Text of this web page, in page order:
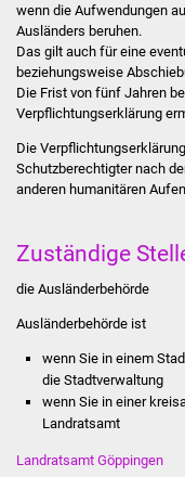
wenn die Aufwendungen
Ausländers beruhen.
Das gilt auch für eine
beziehungsweise
Die Frist von fünf Jahren
Verpflichtungserklärung
Die
Schutzberechtigter nach
anderen humanitären
Zuständige
die Ausländerbehörde
Ausländerbehörde ist
wenn Sie in einem
die Stadtverwaltung
wenn Sie in einer
Landratsamt
Landratsamt Göppingen